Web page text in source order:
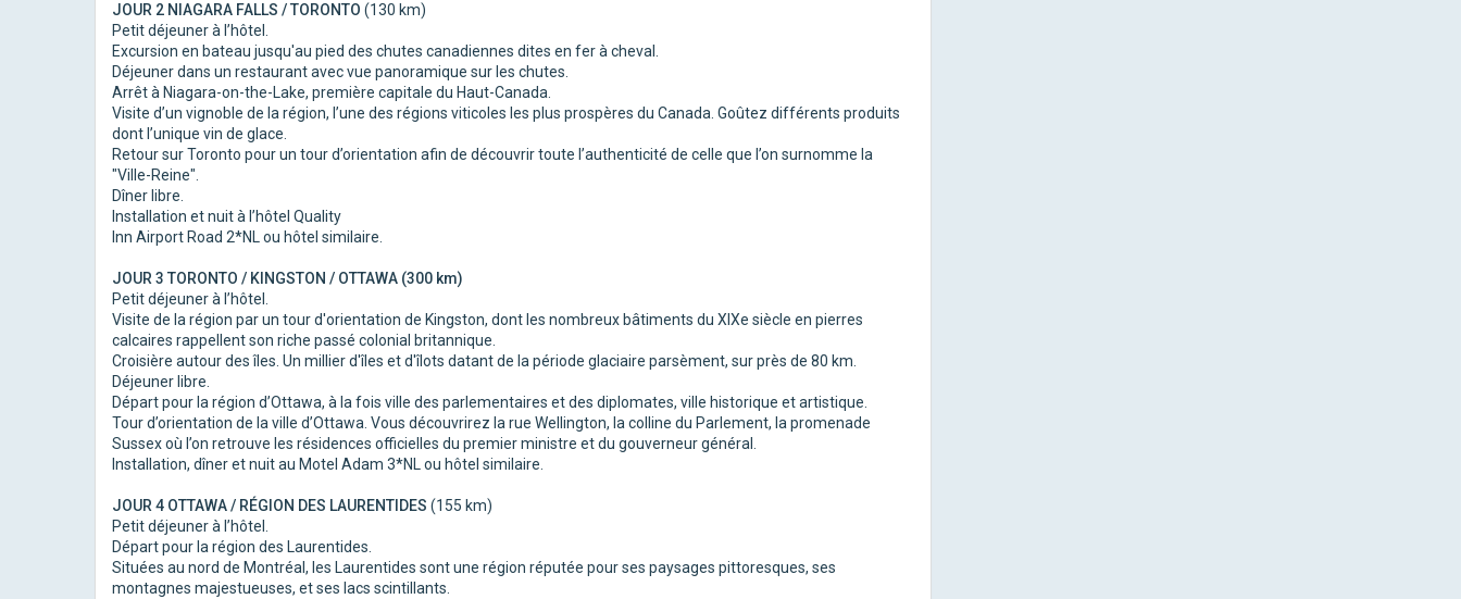
JOUR 2 NIAGARA FALLS / TORONTO (130 km)
Petit déjeuner à l’hôtel.
Excursion en bateau jusqu'au pied des chutes canadiennes dites en fer à cheval.
Déjeuner dans un restaurant avec vue panoramique sur les chutes.
Arrêt à Niagara-on-the-Lake, première capitale du Haut-Canada.
Visite d’un vignoble de la région, l’une des régions viticoles les plus prospères du Canada. Goûtez différents produits
dont l’unique vin de glace.
Retour sur Toronto pour un tour d’orientation afin de découvrir toute l’authenticité de celle que l’on surnomme la
"Ville-Reine".
Dîner libre.
Installation et nuit à l’hôtel Quality
Inn Airport Road 2*NL ou hôtel similaire.
JOUR 3 TORONTO / KINGSTON / OTTAWA (300 km)
Petit déjeuner à l’hôtel.
Visite de la région par un tour d'orientation de Kingston, dont les nombreux bâtiments du XIXe siècle en pierres
calcaires rappellent son riche passé colonial britannique.
Croisière autour des îles. Un millier d'îles et d'îlots datant de la période glaciaire parsèment, sur près de 80 km.
Déjeuner libre.
Départ pour la région d’Ottawa, à la fois ville des parlementaires et des diplomates, ville historique et artistique.
Tour d’orientation de la ville d’Ottawa. Vous découvrirez la rue Wellington, la colline du Parlement, la promenade
Sussex où l’on retrouve les résidences officielles du premier ministre et du gouverneur général.
Installation, dîner et nuit au Motel Adam 3*NL ou hôtel similaire.
JOUR 4 OTTAWA / RÉGION DES LAURENTIDES (155 km)
Petit déjeuner à l’hôtel.
Départ pour la région des Laurentides.
Situées au nord de Montréal, les Laurentides sont une région réputée pour ses paysages pittoresques, ses
montagnes majestueuses, et ses lacs scintillants.